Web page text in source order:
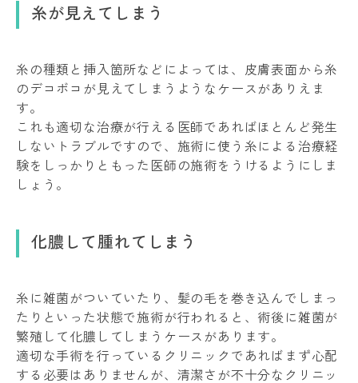
糸が見えてしまう
糸の種類と挿入箇所などによっては、皮膚表面から糸
のデコボコが見えてしまうようなケースがありえま
す。
これも適切な治療が行える医師であればほとんど発生
しないトラブルですので、施術に使う糸による治療経
験をしっかりともった医師の施術をうけるようにしま
しょう。
化膿して腫れてしまう
糸に雑菌がついていたり、髪の毛を巻き込んでしまっ
たりといった状態で施術が行われると、術後に雑菌が
繁殖して化膿してしまうケースがあります。
適切な手術を行っているクリニックであればまず心配
する必要はありませんが、清潔さが不十分なクリニッ